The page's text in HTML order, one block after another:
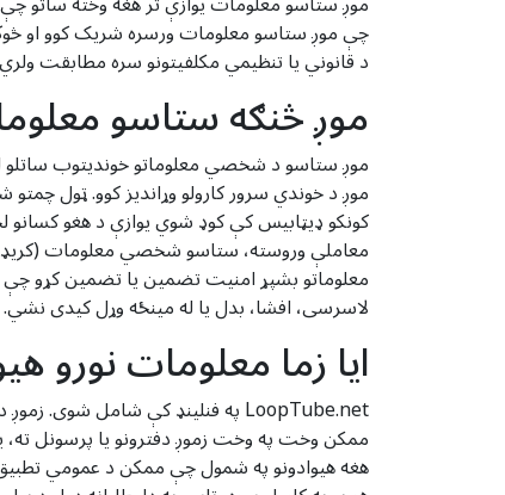
چې موږ ستاسو معلومات ورسره شریک کوو او څوک
د قانوني یا تنظیمي مکلفیتونو سره مطابقت
موږ څنګه ستاسو
موږ ستاسو د شخصي معلوماتو خوندیتوب ساتلو
کونکو ډیټابیس کې کوډ شوي یوازې د هغو
معاملې وروسته، ستاسو شخصي معلومات
لاسرسی، افشا، بدل یا له مینځه وړل کیدی نشي.
ایا زما معلومات نورو
ممکن وخت په وخت زموږ دفترونو یا پرسونل
هغه هیوادونو په شمول چې ممکن د عمومي تطبیق